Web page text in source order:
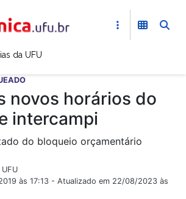
da UFU
novos horários do
intercampi
do bloqueio orçamentário
às 17:13 - Atualizado em 22/08/2023 às